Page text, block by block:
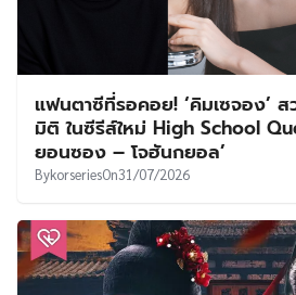
แฟนตาซีที่รอคอย! ‘คิมเซจอง’
มิติ ในซีรีส์ใหม่ High School
ยอนซอง – โจฮันกยอล’
BykorseriesOn31/07/2026